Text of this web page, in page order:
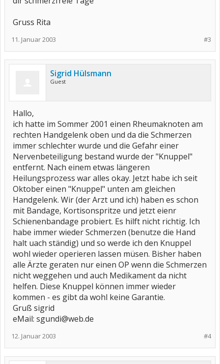
Gruss Rita
#3
11. Januar 2003
Sigrid Hülsmann
Guest
Hallo,
ich hatte im Sommer 2001 einen Rheumaknoten am
rechten Handgelenk oben und da die Schmerzen
immer schlechter wurde und die Gefahr einer
Nervenbeteiligung bestand wurde der "Knuppel"
entfernt. Nach einem etwas längeren
Heilungsprozess war alles okay. Jetzt habe ich seit
Oktober einen "Knuppel" unten am gleichen
Handgelenk. Wir (der Arzt und ich) haben es schon
mit Bandage, Kortisonspritze und jetzt eienr
Schienenbandage probiert. Es hilft nicht richtig. Ich
habe immer wieder Schmerzen (benutze die Hand
halt uach ständig) und so werde ich den Knuppel
wohl wieder operieren lassen müsen. Bisher haben
alle Ärzte geraten nur einen OP wenn die Schmerzen
nicht weggehen und auch Medikament da nicht
helfen. Diese Knuppel können immer wieder
kommen - es gibt da wohl keine Garantie.
Gruß sigrid
eMail: sgundi@web.de
#4
12. Januar 2003